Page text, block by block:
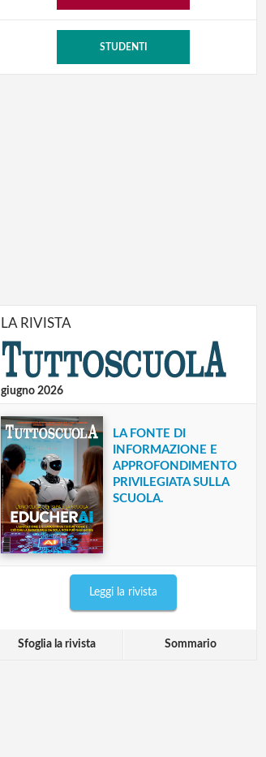
STUDENTI
LA RIVISTA
giugno 2026
LA FONTE DI
INFORMAZIONE E
APPROFONDIMENTO
PRIVILEGIATA SULLA
SCUOLA.
Leggi la rivista
Sfoglia la rivista Sommario